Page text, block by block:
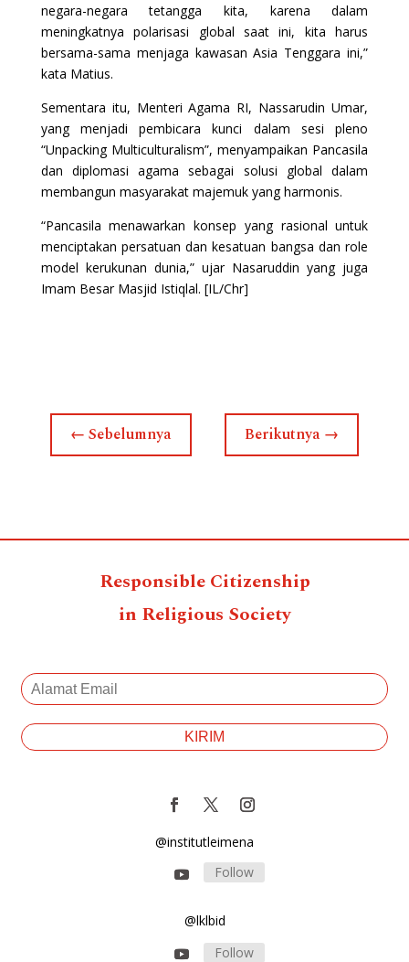
negara-negara tetangga kita, karena dalam
meningkatnya polarisasi global saat ini, kita harus
bersama-sama menjaga kawasan Asia Tenggara ini,”
kata Matius.
Sementara itu, Menteri Agama RI, Nassarudin Umar,
yang menjadi pembicara kunci dalam sesi pleno
“Unpacking Multiculturalism”, menyampaikan Pancasila
dan diplomasi agama sebagai solusi global dalam
membangun masyarakat majemuk yang harmonis.
“Pancasila menawarkan konsep yang rasional untuk
menciptakan persatuan dan kesatuan bangsa dan role
model kerukunan dunia,” ujar Nasaruddin yang juga
Imam Besar Masjid Istiqlal. [IL/Chr]
← Sebelumnya Berikutnya →
Responsible Citizenship
in Religious Society
@institutleimena
Follow
@lklbid
Follow